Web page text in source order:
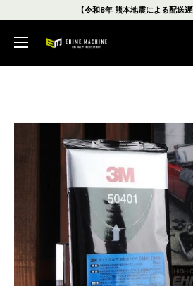
ン
【令和8年 熊本地震による配送
エ
ン